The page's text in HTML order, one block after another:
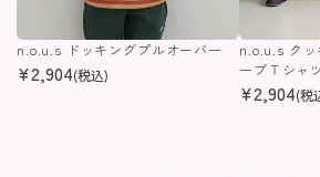
n.o.u.s ドッキングプルオーバー
¥2,904(税込)
n.o.u.s クッ
ーブＴシャツ
¥2,904(税